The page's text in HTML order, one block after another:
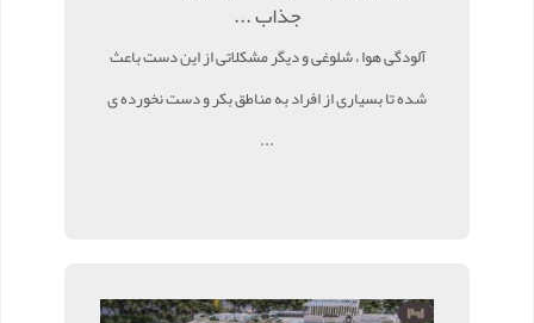
جذاب ...
آلودگی هوا ، شلوغی و دیگر مشکلاتی از این دست باعث
شده تا بسیاری از افراد به مناطق بکر و دست نخورده ی
...